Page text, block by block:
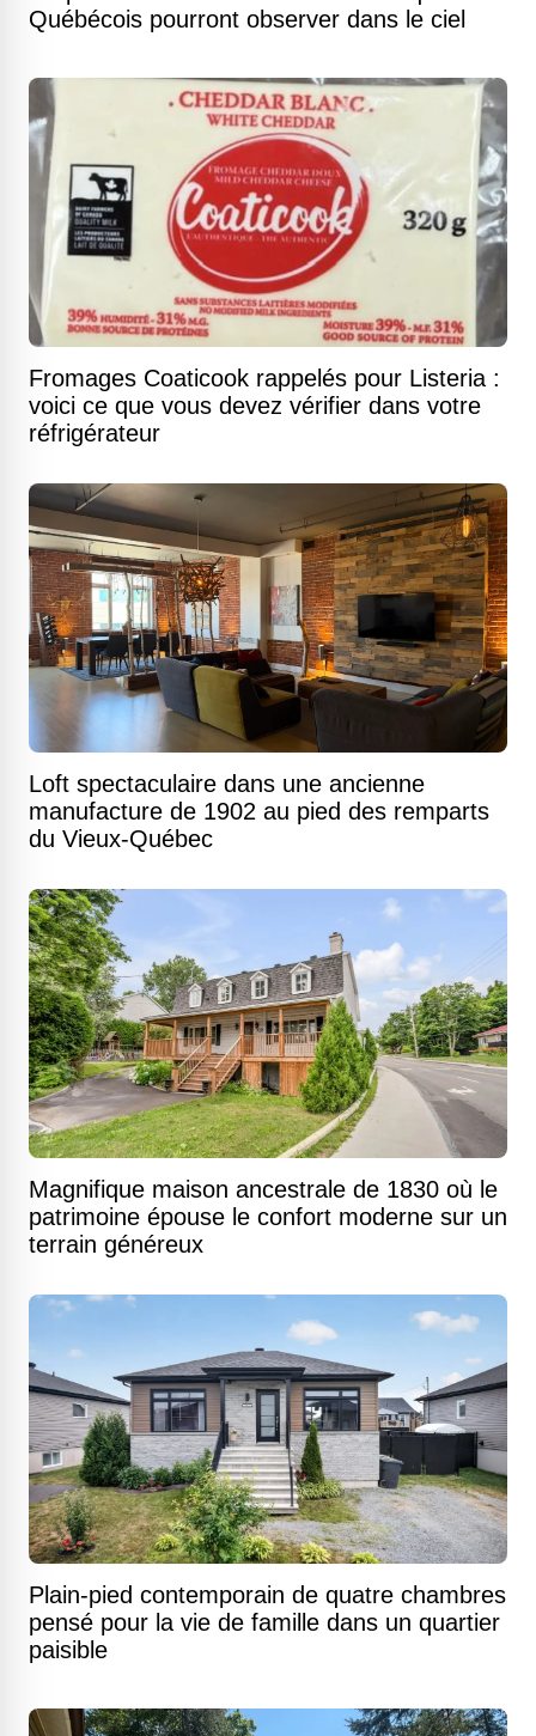
Québécois pourront observer dans le ciel
Fromages Coaticook rappelés pour Listeria :
voici ce que vous devez vérifier dans votre
réfrigérateur
Loft spectaculaire dans une ancienne
manufacture de 1902 au pied des remparts
du Vieux-Québec
Magnifique maison ancestrale de 1830 où le
patrimoine épouse le confort moderne sur un
terrain généreux
Plain-pied contemporain de quatre chambres
pensé pour la vie de famille dans un quartier
paisible